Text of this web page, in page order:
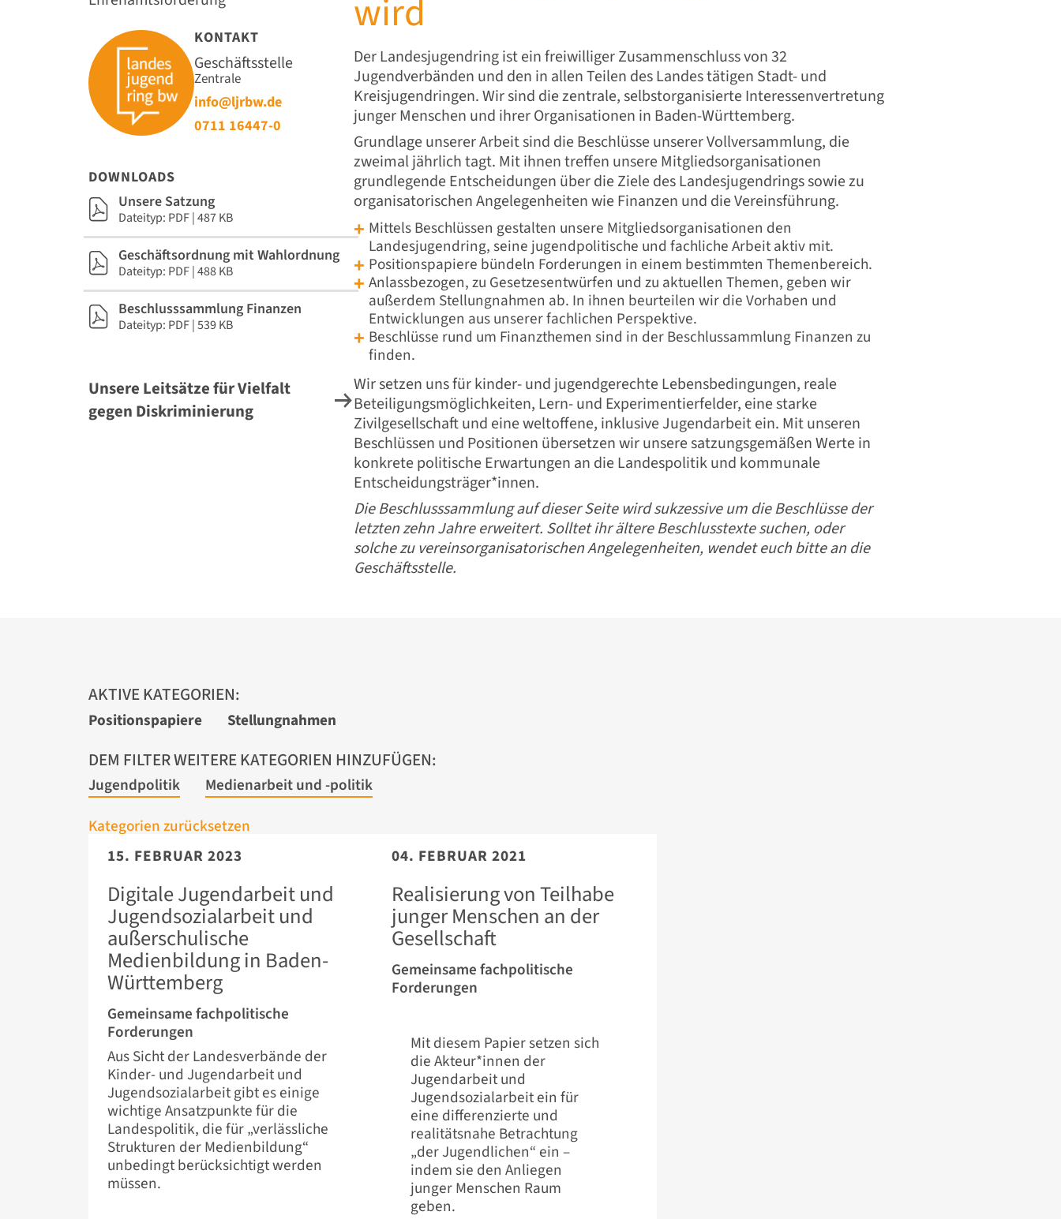
KONTAKT
Geschäftsstelle
Zentrale
info@ljrbw.de
0711 16447-0
DOWNLOADS
Unsere Satzung
Dateityp: PDF | 487 KB
Geschäftsordnung mit Wahlordnung
Dateityp: PDF | 488 KB
Beschlusssammlung Finanzen
Dateityp: PDF | 539 KB
Unsere Leitsätze für Vielfalt
gegen Diskriminierung
wird
Der Landesjugendring ist ein freiwilliger Zusammenschluss von 32
Jugendverbänden und den in allen Teilen des Landes tätigen Stadt- und
Kreisjugendringen. Wir sind die zentrale, selbstorganisierte Interessenvertretung
junger Menschen und ihrer Organisationen in Baden-Württemberg.
Grundlage unserer Arbeit sind die Beschlüsse unserer Vollversammlung, die
zweimal jährlich tagt. Mit ihnen treffen unsere Mitgliedsorganisationen
grundlegende Entscheidungen über die Ziele des Landesjugendrings sowie zu
organisatorischen Angelegenheiten wie Finanzen und die Vereinsführung.
MittelsBeschlüssen gestalten unsere Mitgliedsorganisationen den
Landesjugendring, seine jugendpolitische und fachliche Arbeit aktiv mit.
Positionspapiere bündeln Forderungen in einem bestimmten Themenbereich.
Anlassbezogen, zu Gesetzesentwürfen und zu aktuellen Themen, geben wir
außerdem Stellungnahmen ab. In ihnen beurteilen wir die Vorhaben und
Entwicklungen aus unserer fachlichen Perspektive.
Beschlüsse rund um Finanzthemen sind in der Beschlussammlung Finanzen zu
finden.
Wir setzen uns für kinder- und jugendgerechte Lebensbedingungen, reale
Beteiligungsmöglichkeiten, Lern- und Experimentierfelder, eine starke
Zivilgesellschaft und eine weltoffene, inklusive Jugendarbeit ein. Mit unseren
Beschlüssen und Positionen übersetzen wir unsere satzungsgemäßen Werte in
konkrete politische Erwartungen an die Landespolitik und kommunale
Entscheidungsträger*innen.
Die Beschlusssammlung auf dieser Seite wird sukzessive um die Beschlüsse der
letzten zehn Jahre erweitert. Solltet ihr ältere Beschlusstexte suchen, oder
solche zu vereinsorganisatorischen Angelegenheiten, wendet euch bitte an die
Geschäftsstelle.
AKTIVE KATEGORIEN:
Positionspapiere Stellungnahmen
DEM FILTER WEITERE KATEGORIEN HINZUFÜGEN:
Jugendpolitik
Medienarbeit und -politik
Kategorien zurücksetzen
15. FEBRUAR 2023
Digitale Jugendarbeit und
Jugendsozialarbeit und
außerschulische
Medienbildung in Baden-
Württemberg
Gemeinsame fachpolitische
Forderungen
Aus Sicht der Landesverbände der
Kinder- und Jugendarbeit und
Jugendsozialarbeit gibt es einige
wichtige Ansatzpunkte für die
Landespolitik, die für „verlässliche
Strukturen der Medienbildung“
unbedingt berücksichtigt werden
müssen.
04. FEBRUAR 2021
Realisierung von Teilhabe
junger Menschen an der
Gesellschaft
Gemeinsame fachpolitische
Forderungen
Mit diesem Papier setzen sich
die Akteur*innen der
Jugendarbeit und
Jugendsozialarbeit ein für
eine differenzierte und
realitätsnahe Betrachtung
„der Jugendlichen“ ein –
indem sie den Anliegen
junger Menschen Raum
geben.